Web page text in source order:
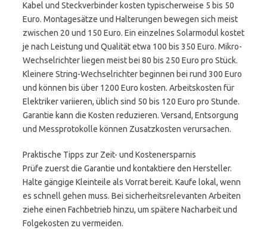
Kabel und Steckverbinder kosten typischerweise 5 bis 50
Euro. Montagesätze und Halterungen bewegen sich meist
zwischen 20 und 150 Euro. Ein einzelnes Solarmodul kostet
je nach Leistung und Qualität etwa 100 bis 350 Euro. Mikro-
Wechselrichter liegen meist bei 80 bis 250 Euro pro Stück.
Kleinere String-Wechselrichter beginnen bei rund 300 Euro
und können bis über 1200 Euro kosten. Arbeitskosten für
Elektriker variieren, üblich sind 50 bis 120 Euro pro Stunde.
Garantie kann die Kosten reduzieren. Versand, Entsorgung
und Messprotokolle können Zusatzkosten verursachen.
Praktische Tipps zur Zeit- und Kostenersparnis
Prüfe zuerst die Garantie und kontaktiere den Hersteller.
Halte gängige Kleinteile als Vorrat bereit. Kaufe lokal, wenn
es schnell gehen muss. Bei sicherheitsrelevanten Arbeiten
ziehe einen Fachbetrieb hinzu, um spätere Nacharbeit und
Folgekosten zu vermeiden.